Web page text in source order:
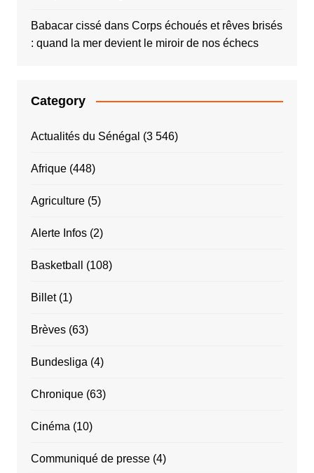
Babacar cissédans Corps échoués et rêves brisés
: quand la mer devient le miroir de nos échecs
Category
Actualités du Sénégal (3 546)
Afrique(448)
Agriculture(5)
Alerte Infos(2)
Basketball (108)
Billet(1)
Brèves(63)
Bundesliga (4)
Chronique(63)
Cinéma (10)
Communiqué de presse(4)